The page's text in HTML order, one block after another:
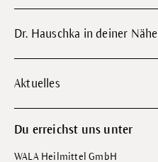
Dr. Hauschka in deiner Nähe
Aktuelles
Du erreichst uns unter
WALA Heilmittel GmbH